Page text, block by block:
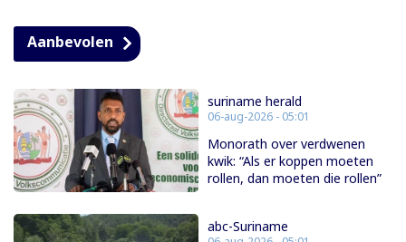
Aanbevolen
suriname herald
06-aug-2026 - 05:01
Monorath over verdwenen
kwik: “Als er koppen moeten
rollen, dan moeten die rollen”
abc-Suriname